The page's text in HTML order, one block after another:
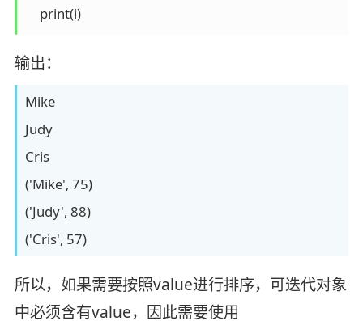
    print(i)
输出：
Mike
Judy
Cris
('Mike', 75)
('Judy', 88)
('Cris', 57)
所以，如果需要按照value进行排序，可迭代对象
中必须含有value，因此需要使用